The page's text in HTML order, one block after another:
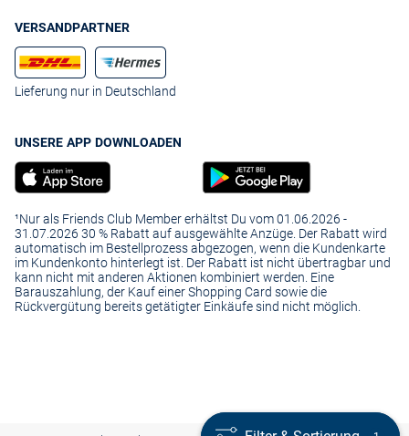
Egal ob extrawarm, besonders trendy oder einfach nur richtig praktisch:
Bei VAN GRAAF finden alle Damen die Winterjacke, die ideal zu ihnen
passt. Shoppen Sie auch gleich ganz bequem die passenden
Accessoires dazu, beispielsweise
hochwertige Schals und Tücher
VERSANDPARTNER
Lieferung nur in Deutschland
UNSERE APP DOWNLOADEN
¹Nur als Friends Club Member erhältst Du vom 01.06.2026 -
31.07.2026 30 % Rabatt auf ausgewählte Anzüge. Der Rabatt wird
automatisch im Bestellprozess abgezogen, wenn die Kundenkarte
im Kundenkonto hinterlegt ist. Der Rabatt ist nicht übertragbar und
kann nicht mit anderen Aktionen kombiniert werden. Eine
Barauszahlung, der Kauf einer Shopping Card sowie die
Rückvergütung bereits getätigter Einkäufe sind nicht möglich.